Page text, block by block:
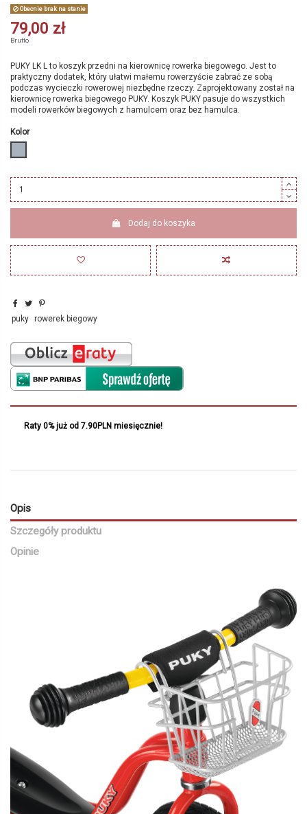
Obecnie brak na stanie
79,00 zł
Brutto
PUKY LK L to koszyk przedni na kierownicę rowerka biegowego. Jest to
praktyczny dodatek, który ułatwi małemu rowerzyście zabrać ze sobą
podczas wycieczki rowerowej niezbędne rzeczy. Zaprojektowany został na
kierownicę rowerka biegowego PUKY. Koszyk PUKY pasuje do wszystkich
modeli rowerków biegowych z hamulcem oraz bez hamulca.
Kolor
Dodaj do koszyka
puky rowerek biegowy
Raty 0% już od 7.90PLN miesięcznie!
Opis
Szczegóły produktu
Opinie